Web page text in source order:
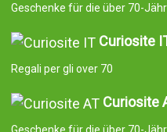
Geschenke für die über 70-
Curiosite
Regali per gli over 70
Curiosite